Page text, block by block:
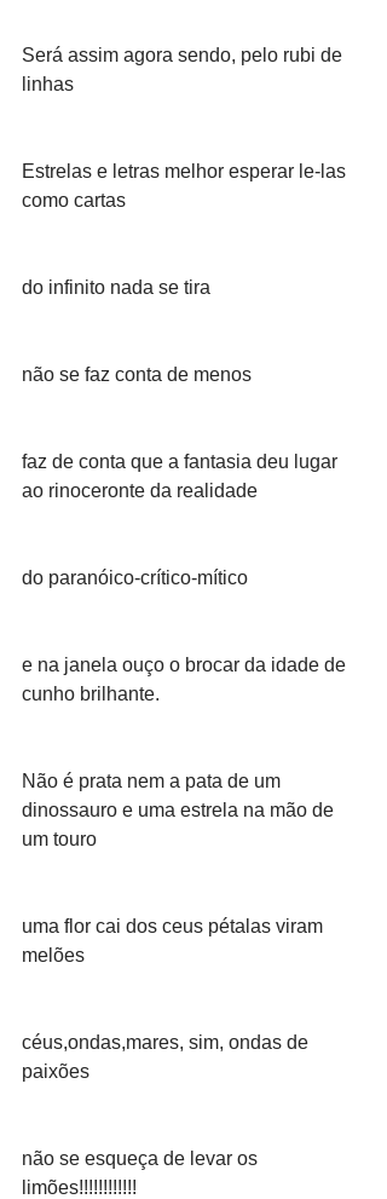
Será assim agora sendo, pelo rubi de
linhas
Estrelas e letras melhor esperar le-las
como cartas
do infinito nada se tira
não se faz conta de menos
faz de conta que a fantasia deu lugar
ao rinoceronte da realidade
do paranóico-crítico-mítico
e na janela ouço o brocar da idade de
cunho brilhante.
Não é prata nem a pata de um
dinossauro e uma estrela na mão de
um touro
uma flor cai dos ceus pétalas viram
melões
céus,ondas,mares, sim, ondas de
paixões
não se esqueça de levar os
limões!!!!!!!!!!!!